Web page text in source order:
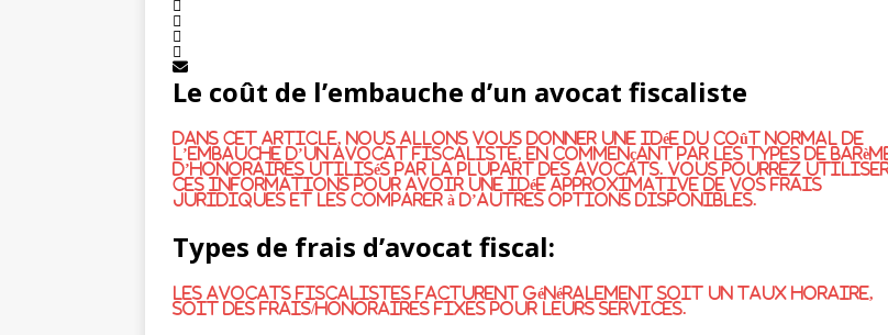
Le coût de l’embauche d’un avocat fiscaliste
Dans cet article, nous allons vous donner une idée du coût normal de
l’embauche d’un avocat fiscaliste, en commençant par les types de
d’honoraires utilisés par la plupart des avocats. Vous pourrez
ces informations pour avoir une idée approximative de vos frais
juridiques et les comparer à d’autres options disponibles.
Types de frais d’avocat fiscal:
Les avocats fiscalistes facturent généralement soit un taux horaire,
soit des frais/honoraires fixes pour leurs services.